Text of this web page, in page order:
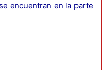
encuentran en la parte